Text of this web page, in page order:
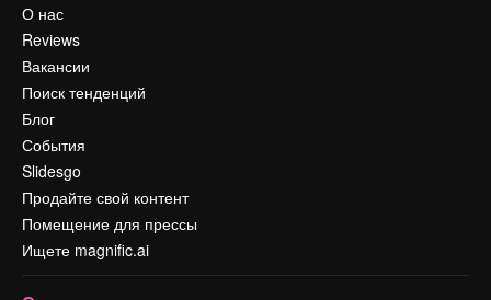
О нас
Reviews
Вакансии
Поиск тенденций
Блог
События
Slidesgo
Продайте свой контент
Помещение для прессы
Ищете magnific.ai